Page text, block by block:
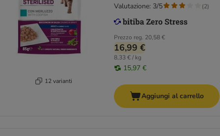
12 varianti
Prezzo reg. 20,58 €
16,99 €
8,33 € / kg
15,97 €
Valutazione: 3/5 (2)
Aggiungi al carrello